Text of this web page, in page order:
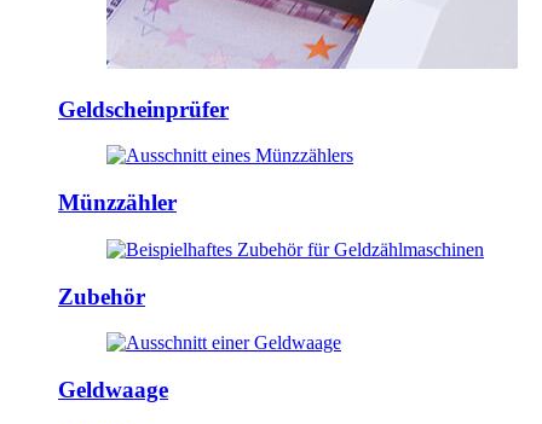
Geldscheinprüfer
Münzzähler
Zubehör
Geldwaage